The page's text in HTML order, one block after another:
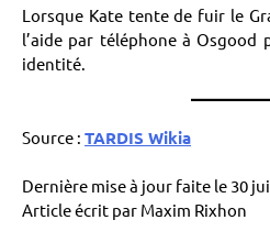
Lorsque Kate tente de fuir le
l’aide par téléphone à
identité.
Source : TARDIS Wikia
Dernière mise à jour faite le 30
Article écrit par Maxim Rixhon